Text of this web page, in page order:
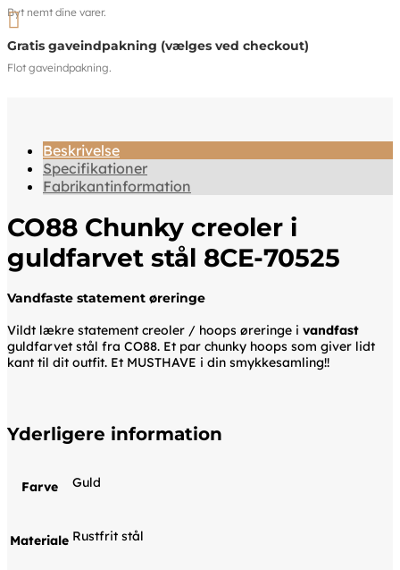
Byt nemt dine varer.

Gratis gaveindpakning (vælges ved checkout)
Flot gaveindpakning.
Beskrivelse
Specifikationer
Fabrikantinformation
CO88 Chunky creoler i
guldfarvet stål 8CE-70525
Vandfaste statement øreringe
Vildt lækre statement creoler / hoops øreringe i vandfast
guldfarvet stål fra CO88. Et par chunky hoops som giver lidt
kant til dit outfit. Et MUSTHAVE i din smykkesamling!!
Yderligere information
Farve Guld
Materiale Rustfrit stål